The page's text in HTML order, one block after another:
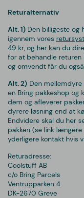
Returalternativ
Alt. 1) Den billigeste og
igennem vores
49 kr, og her kan du
for at behandle returen
og omvendt får du
Alt. 2) Den
en Bring pakkeshop og
dem og afleverer
dyrere løsning end at
Endvidere skal du her
pakken (se link
yderligere kontakt hvis
Returadresse:
Coolstuff AB
c/o Bring Parcels
Ventrupparken 4
DK-2670 Greve